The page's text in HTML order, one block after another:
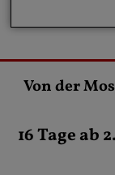
1. Tag
Ankunft in
Von der
16 Tage ab